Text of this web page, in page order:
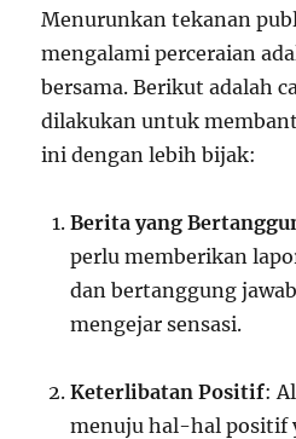
Menurunkan tekanan
mengalami perceraian
bersama. Berikut adalah
dilakukan untuk
ini dengan lebih bijak:
Berita yang
perlu memberikan
dan bertanggung
mengejar sensasi.
Keterlibatan Positif:
menuju hal-hal positif